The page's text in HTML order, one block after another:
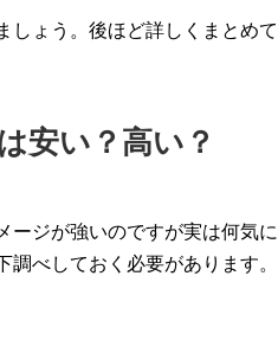
ょう。後ほど詳しくまとめて
安い？高い？
ジが強いのですが実は何気
べしておく必要があります。